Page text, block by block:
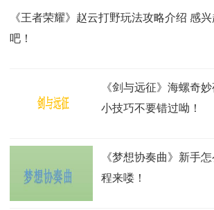
《王者荣耀》赵云打野玩法攻略介绍 感
吧！
《剑与远征》海螺奇
小技巧不要错过呦！
《梦想协奏曲》新手
程来喽！